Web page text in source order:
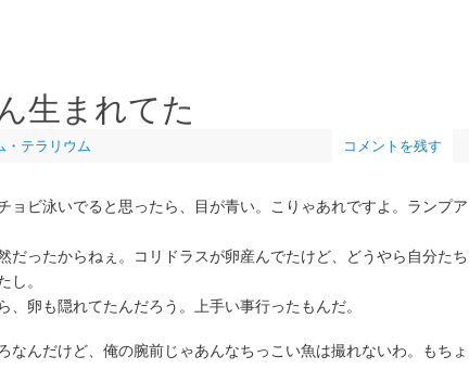
生まれてた
・テラリウム コメントを残す
ョビ泳いでると思ったら、目が青い。こりゃあれですよ。ランプア
だったからねぇ。コリドラスが卵産んでたけど、どうやら自分たち
。
卵も隠れてたんだろう。上手い事行ったもんだ。
なんだけど、俺の腕前じゃあんなちっこい魚は撮れないわ。もちょ